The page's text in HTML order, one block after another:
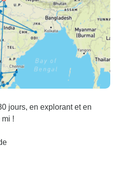
jours, en explorant et en
!